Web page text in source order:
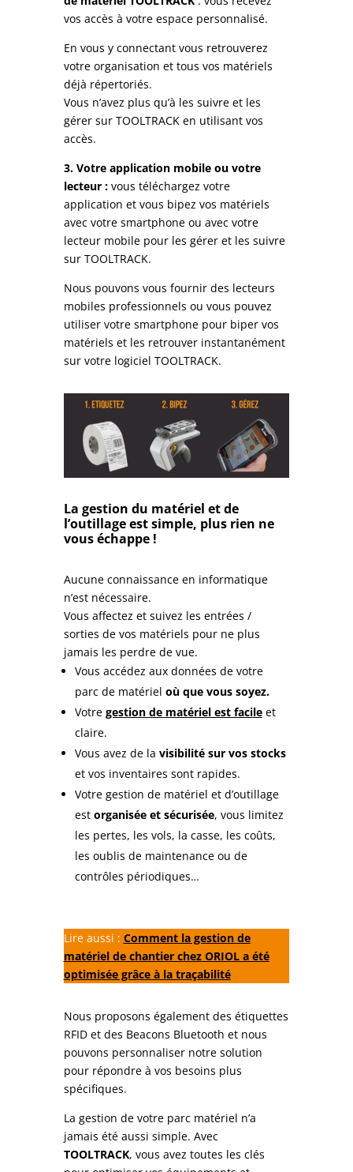
vos accès à votre espace personnalisé.
En vous y connectant vous retrouverez
votre organisation et tous vos matériels
déjà répertoriés.
Vous n’avez plus qu’à les suivre et les
gérer sur TOOLTRACK en utilisant vos
accès.
3. Votre application mobile ou votre
lecteur :vous téléchargez votre
application et vous bipez vos matériels
avec votre smartphone ou avec votre
lecteur mobile pour les gérer et les suivre
sur TOOLTRACK.
Nous pouvons vous fournir des lecteurs
mobiles professionnels ou vous pouvez
utiliser votre smartphone pour biper vos
matériels et les retrouver instantanément
sur votre logiciel TOOLTRACK.
La gestion du matériel et de
l’outillage est simple, plus rien ne
vous échappe !
Aucune connaissance en informatique
n’est nécessaire.
Vous affectez et suivez les entrées /
sorties de vos matériels pour ne plus
jamais les perdre de vue.
Vous accédez aux données de votre
parc de matériel où que vous soyez.
Votre gestion de matériel est facileet
claire.
Vous avez de la visibilité sur vos stocks
et vos inventaires sont rapides.
Votre gestion de matériel et d’outillage
est organisée et sécurisée, vous limitez
les pertes, les vols, la casse, les coûts,
les oublis de maintenance ou de
contrôles périodiques…
Lire aussi : Comment la gestion de
matériel de chantier chez ORIOL a été
optimisée grâce à la traçabilité
Nous proposons également des étiquettes
RFID et des Beacons Bluetooth et nous
pouvons personnaliser notre solution
pour répondre à vos besoins plus
spécifiques.
La gestion de votre parc matériel n’a
jamais été aussi simple. Avec
TOOLTRACK, vous avez toutes les clés